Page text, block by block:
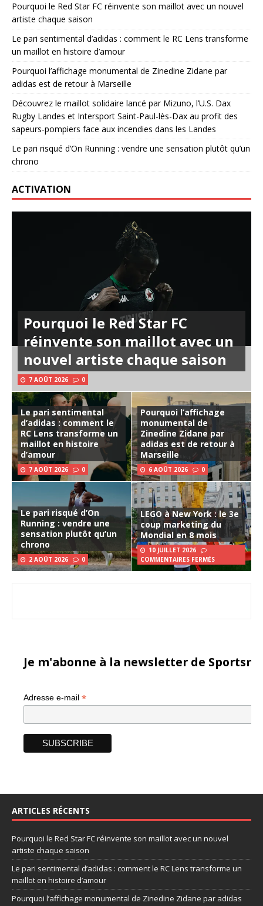
Pourquoi le Red Star FC réinvente son maillot avec un nouvel
artiste chaque saison
Le pari sentimental d’adidas : comment le RC Lens transforme
un maillot en histoire d’amour
Pourquoi l’affichage monumental de Zinedine Zidane par
adidas est de retour à Marseille
Découvrez le maillot solidaire lancé par Mizuno, l’U.S. Dax
Rugby Landes et Intersport Saint-Paul-lès-Dax au profit des
sapeurs-pompiers face aux incendies dans les Landes
Le pari risqué d’On Running : vendre une sensation plutôt qu’un
chrono
ACTIVATION
Pourquoi le Red Star FC
réinvente son maillot avec un
nouvel artiste chaque saison
7 AOÛT 2026 0
Le pari sentimental
d’adidas : comment le
RC Lens transforme un
maillot en histoire
d’amour
7 AOÛT 2026 0
Pourquoi l’affichage
monumental de
Zinedine Zidane par
adidas est de retour à
Marseille
6 AOÛT 2026 0
Le pari risqué d’On
Running : vendre une
sensation plutôt qu’un
chrono
2 AOÛT 2026 0
LEGO à New York : le 3e
coup marketing du
Mondial en 8 mois
10 JUILLET 2026
COMMENTAIRES FERMÉS
Je m'abonne à la newsletter de
Adresse e-mail *
ARTICLES RÉCENTS
Pourquoi le Red Star FC réinvente son maillot avec un nouvel
artiste chaque saison
Le pari sentimental d’adidas : comment le RC Lens transforme un
maillot en histoire d’amour
Pourquoi l’affichage monumental de Zinedine Zidane par adidas